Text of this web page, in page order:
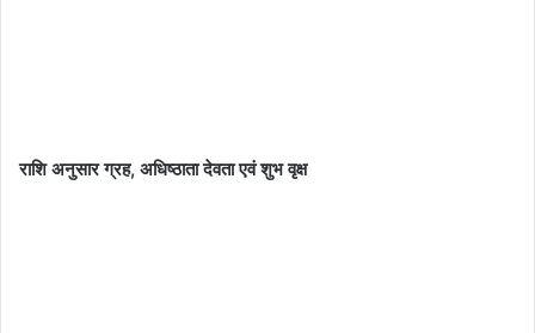
राशि अनुसार ग्रह, अधिष्ठाता देवता एवं शुभ वृक्ष